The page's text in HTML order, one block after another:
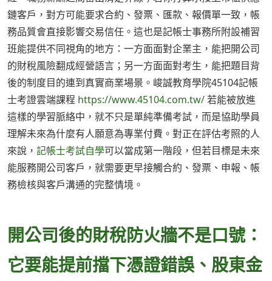
鏈客戶，對方可能要求合約、發票、匯款、報價單一致，帳
務品質會直接影響交易信任。這也是記帳士事務所附設補習
班能提供不同視角的地方：一方面面對企業主，能把開公司
的財稅風險翻成經營語言；另一方面面對考生，能把題目背
後的制度目的連到真實商業場景。峻誠教育學院45104記帳
士考證雲端課程 https://www.45104.com.tw/若能被放進
這樣的學習脈絡中，就不只是單純準備考試，而是協助學員
理解未來為什麼有人願意為專業付費。對正在評估考照的人
來說， 記帳士考試自學可以當成第一階段，但若目標是未來
能服務開公司客戶，就需要更早接觸合約、發票、申報、帳
務檢核與客戶溝通的完整情境。
開公司後的財稅防火牆不是口號：
它要能提前擋下憑證錯誤、股東金